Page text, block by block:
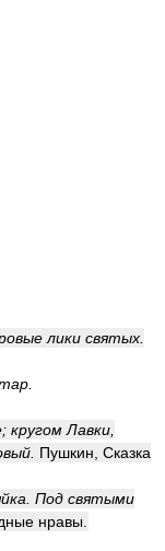
лики святых.
кругом Лавки,
Пушкин, Сказка
Под святыми
нравы.